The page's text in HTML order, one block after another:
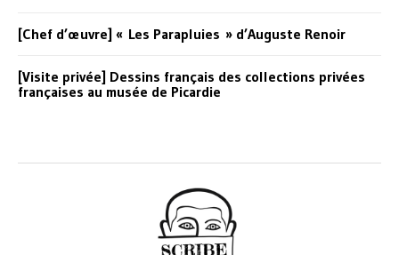
[Chef d’œuvre] « Les Parapluies » d’Auguste Renoir
[Visite privée] Dessins français des collections privées
françaises au musée de Picardie